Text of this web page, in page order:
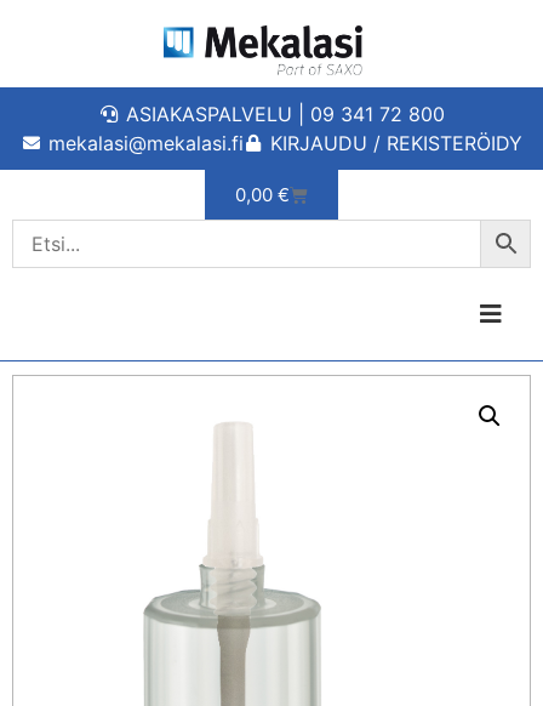
ASIAKASPALVELU | 09 341 72 800
mekalasi@mekalasi.fi
KIRJAUDU / REKISTERÖIDY
0,00 €